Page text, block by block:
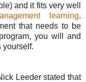
and it fits very well
learning.
that needs to be
you will and
yourself.
Leeder stated that